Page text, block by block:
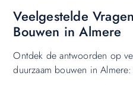
Veelgestelde
Bouwen in Almere
Ontdek de antwoorden op
duurzaam bouwen in Almere: